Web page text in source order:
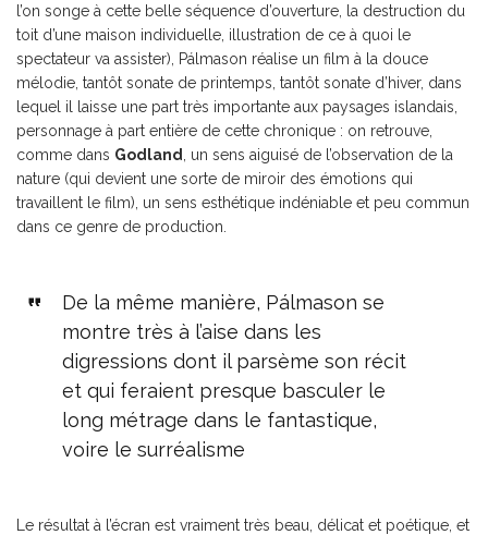
l’on songe à cette belle séquence d’ouverture, la destruction du
toit d’une maison individuelle, illustration de ce à quoi le
spectateur va assister), Pálmason réalise un film à la douce
mélodie, tantôt sonate de printemps, tantôt sonate d’hiver, dans
lequel il laisse une part très importante aux paysages islandais,
personnage à part entière de cette chronique : on retrouve,
comme dans Godland
, un sens aiguisé de l’observation de la
nature (qui devient une sorte de miroir des émotions qui
travaillent le film), un sens esthétique indéniable et peu commun
dans ce genre de production.
De la même manière, Pálmason se
montre très à l’aise dans les
digressions dont il parsème son récit
et qui feraient presque basculer le
long métrage dans le fantastique,
voire le surréalisme
Le résultat à l’écran est vraiment très beau, délicat et poétique, et